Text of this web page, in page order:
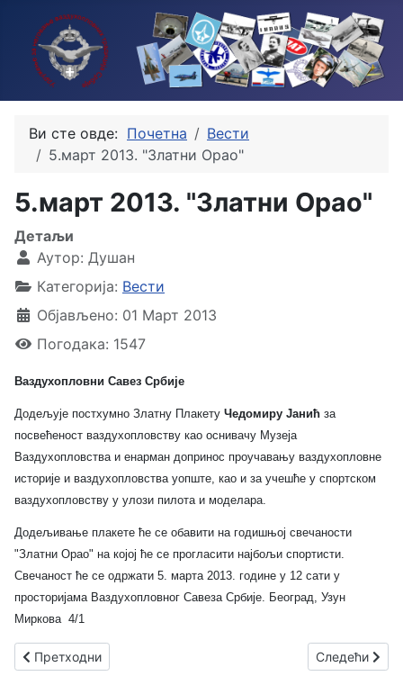
Ви сте овде: Почетна
Вести
5.март 2013. "Златни Орао"
5.март 2013. "Златни Орао"
Детаљи
Аутор: Душан
Категорија: Вести
Објављено: 01 Март 2013
Погодака: 1547
Ваздухопловни Савез Србије
Додељује постхумно Златну Плакету Чедомиру Јанић за
посвећеност ваздухопловству као оснивачу Музеја
Ваздухопловства и енарман допринос проучавању ваздухопловне
историје и ваздухопловства уопште, као и за учешће у спортском
ваздухопловству у улози пилота и моделара.
Додељивање плакете ће се обавити на годишњој свечаности
"Златни Орао" на којој ће се прогласити најбољи спортисти.
Свечаност ће се одржати 5. марта 2013. године у 12 сати у
просторијама Ваздухопловног Савеза Србије. Београд, Узун
Миркова 4/1
Претходни чланак: Немци одушевљени српским авионима
Претходни Следећи
Следећи